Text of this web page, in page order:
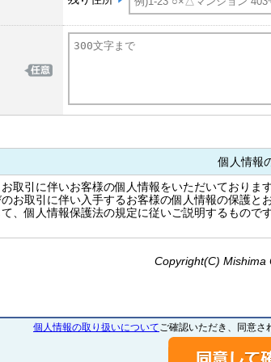
個人情報
取引に伴いお客様の個人情報をいただいておりま
お取引に伴い入手するお客様の個人情報の保護と
、個人情報保護法の規定に従いご説明するものです
報に対する当社の基本的姿勢当社は、個人情報保護に
会秩序を尊重・遵守し役員はじめ全ての従業員が、
保有する個人情報
売買 / 有効活用 / 鑑定 / リフォームのご相談者様
Copyright(C) Mishima
個人情報の取り扱いについてご確認いただき、同意さ